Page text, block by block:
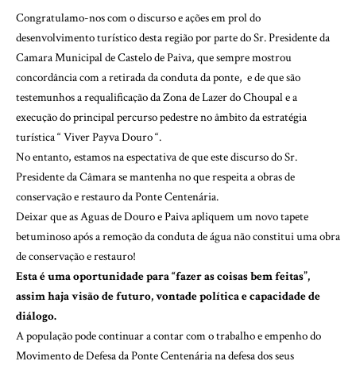
Congratulamo-nos com o discurso e ações em prol do
desenvolvimento turístico desta região por parte do Sr. Presidente da
Camara Municipal de Castelo de Paiva, que sempre mostrou
concordância com a retirada da conduta da ponte, e de que são
testemunhos a requalificação da Zona de Lazer do Choupal e a
execução do principal percurso pedestre no âmbito da estratégia
turística “ Viver Payva Douro “.
No entanto, estamos na espectativa de que este discurso do Sr.
Presidente da Câmara se mantenha no que respeita a obras de
conservação e restauro da Ponte Centenária.
Deixar que as Aguas de Douro e Paiva apliquem um novo tapete
betuminoso após a remoção da conduta de água não constitui uma obra
de conservação e restauro!
Esta é uma oportunidade para “fazer as coisas bem feitas”,
assim haja visão de futuro, vontade política e capacidade de
diálogo.
A população pode continuar a contar com o trabalho e empenho do
Movimento de Defesa da Ponte Centenária na defesa dos seus